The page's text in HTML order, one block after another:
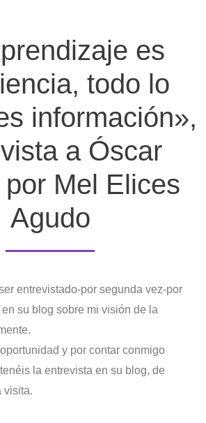
es
todo lo
información»,
a Óscar
Mel Elices
Agudo
entrevistado-por segunda vez-por
su blog sobre mi visión de la
y por contar conmigo
la entrevista en su blog, de
visita.